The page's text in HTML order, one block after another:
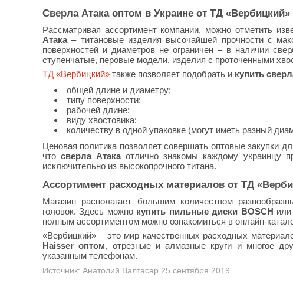
Сверла Атака оптом в Украине от ТД «Вербицкий»
Рассматривая ассортимент компании, можно отметить
Атака– титановые изделия высочайшей прочности с
поверхностей и диаметров не ограничен – в наличии
ступенчатые, перовые модели, изделия с проточенными
ТД «Вербицкий» также позволяет подобрать и купить
общей длине и диаметру;
типу поверхности;
рабочей длине;
виду хвостовика;
количеству в одной упаковке (могут иметь разный
Ценовая политика позволяет совершать оптовые закупки
чтосверла Атакаотлично знакомы каждому украинцу
исключительно из высокопрочного титана.
Ассортимент расходных материалов от ТД
Магазин располагает большим количеством
головок. Здесь можно купить пильные диски BOSCH
полным ассортиментом можно ознакомиться в онлайн-
«Вербицкий» – это мир качественных расходных
Haisser оптом, отрезные и алмазные круги и многое
указанным телефонам.
Источник: Анатолий Валтасар 25 сентября 2019